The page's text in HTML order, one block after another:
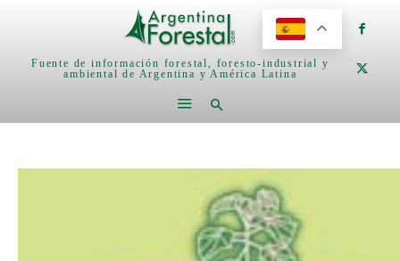
Fuente de información forestal, foresto-industrial y
ambiental de Argentina y América Latina